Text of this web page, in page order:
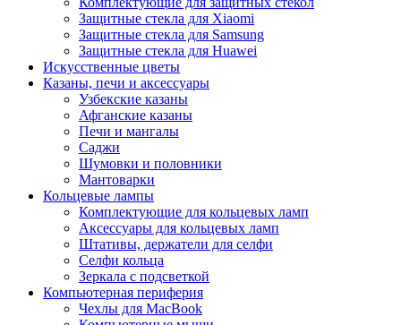
Защитные стекла для Xiaomi
Защитные стекла для Samsung
Защитные стекла для Huawei
Искусственные цветы
Казаны, печи и аксессуары
Узбекские казаны
Афганские казаны
Печи и мангалы
Саджи
Шумовки и половники
Мантоварки
Кольцевые лампы
Комплектующие для кольцевых ламп
Аксессуары для кольцевых ламп
Штативы, держатели для селфи
Селфи кольца
Зеркала с подсветкой
Компьютерная периферия
Чехлы для MacBook